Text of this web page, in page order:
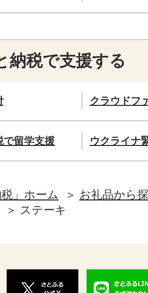
納税で支援する
クラウドフ
で留学支援 ウクライナ
税」ホーム
お礼品から
ステーキ